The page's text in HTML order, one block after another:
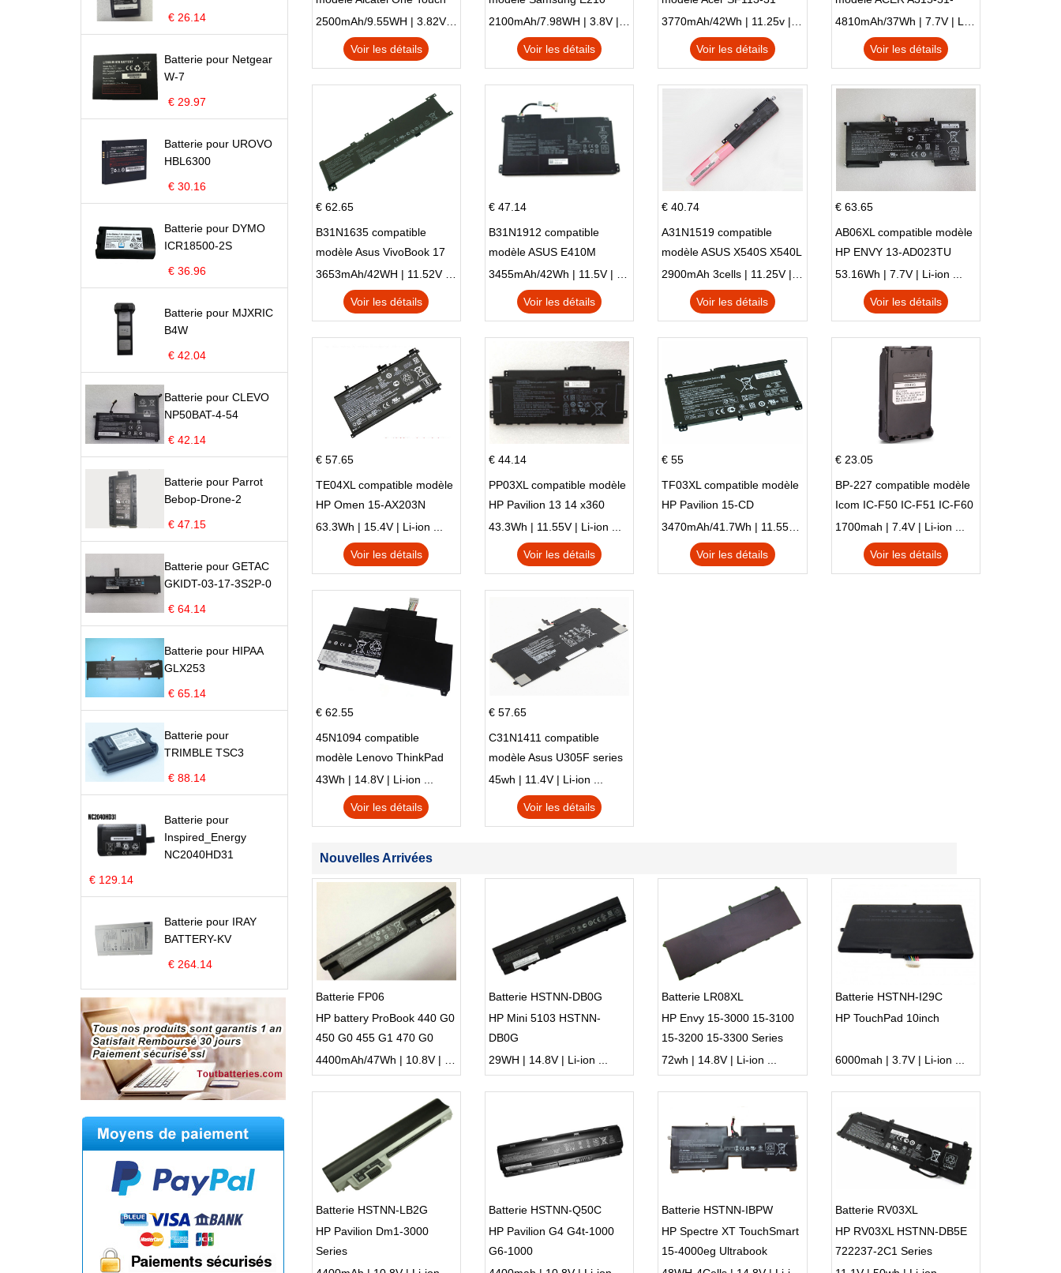
€ 26.14
Batterie pour Netgear
W-7
€ 29.97
Batterie pour UROVO
HBL6300
€ 30.16
Batterie pour DYMO
ICR18500-2S
€ 36.96
Batterie pour MJXRIC
B4W
€ 42.04
Batterie pour CLEVO
NP50BAT-4-54
€ 42.14
Batterie pour Parrot
Bebop-Drone-2
€ 47.15
Batterie pour GETAC
GKIDT-03-17-3S2P-0
€ 64.14
Batterie pour HIPAA
GLX253
€ 65.14
Batterie pour
TRIMBLE TSC3
€ 88.14
Batterie pour
Inspired_Energy
NC2040HD31
€ 129.14
Batterie pour IRAY
BATTERY-KV
€ 264.14
Pop 4 Plus OT-5056D
2500mAh/9.55WH | 3.82V | Li-ion ...
Voir les détails
E210K i939
Voir les détails
AO1-132 NE132
Voir les détails
51SL N17Q1 SERIES
Voir les détails
€ 62.65
B31N1635 compatible
modèle Asus VivoBook 17
X705NC X705UA X705UV
X705UN X705UD
Voir les détails
€ 47.14
B31N1912 compatible
modèle ASUS E410M
E410MA L410MA
Voir les détails
€ 40.74
A31N1519 compatible
modèle ASUS X540S X540L
X540LA-SI302 X540SA
X540S
Voir les détails
€ 63.65
AB06XL compatible modèle
HP ENVY 13-AD023TU
HSTNN-DB8C 921438-855
TPN-I128
53.16Wh | 7.7V | Li-ion ...
Voir les détails
€ 57.65
TE04XL compatible modèle
HP Omen 15-AX203N
Omen 15 Series Pavilion 15
Series
63.3Wh | 15.4V | Li-ion ...
Voir les détails
€ 44.14
PP03XL compatible modèle
HP Pavilion 13 14 x360
L83388-AC1 L83388-421
HSTNN-LB8S M01118-421
M01144-005 13-BB 14-DV
43.3Wh | 11.55V | Li-ion ...
Voir les détails
€ 55
TF03XL compatible modèle
HP Pavilion 15-CD
Voir les détails
€ 23.05
BP-227 compatible modèle
Icom IC-F50 IC-F51 IC-F60
IC-F61 IC-M87
1700mah | 7.4V | Li-ion ...
Voir les détails
€ 62.55
45N1094 compatible
modèle Lenovo ThinkPad
Edge S230u Twist
43Wh | 14.8V | Li-ion ...
Voir les détails
€ 57.65
C31N1411 compatible
modèle Asus U305F series
45wh | 11.4V | Li-ion ...
Voir les détails
Nouvelles Arrivées
Batterie FP06
HP battery ProBook 440 G0
450 G0 455 G1 470 G0
Batterie HSTNN-DB0G
HP Mini 5103 HSTNN-
DB0G
29WH | 14.8V | Li-ion ...
Batterie LR08XL
HP Envy 15-3000 15-3100
15-3200 15-3300 Series
72wh | 14.8V | Li-ion ...
Batterie HSTNH-I29C
HP TouchPad 10inch
6000mah | 3.7V | Li-ion ...
Batterie HSTNN-LB2G
HP Pavilion Dm1-3000
Series
Batterie HSTNN-Q50C
HP Pavilion G4 G4t-1000
G6-1000
Batterie HSTNN-IBPW
HP Spectre XT TouchSmart
15-4000eg Ultrabook
Batterie RV03XL
HP RV03XL HSTNN-DB5E
722237-2C1 Series